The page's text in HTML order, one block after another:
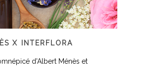
X INTERFLORA
d'Albert Ménès et